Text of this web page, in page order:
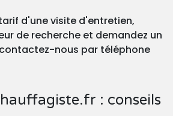
d'une visite d'entretien,
de recherche et demandez un
nous par téléphone
: conseils